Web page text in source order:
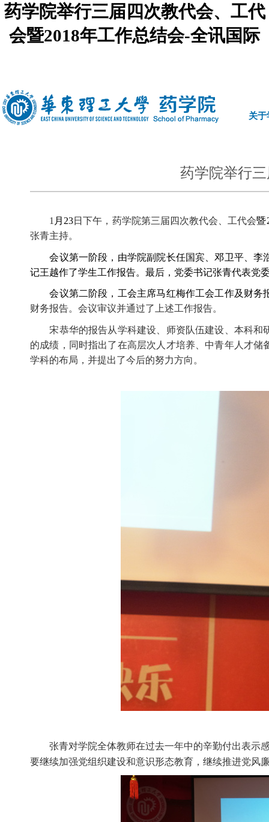
药学院举行三届四次教代会、工代
会暨2018年工作总结会-全讯国际
关于
药学院举行
1 月 23日下午，药学院第三届四次教代会、工代会暨
张青主持。
会议第一阶段，由学院副院长任国宾、邓卫平、李
记王越作了学生工作报告。最后，党委书记张青代表党
会议第二阶段，工会主席马红梅作工会工作及财务
财务报告。会议审议并通过了上述工作报告。
宋恭华的报告从学科建设、师资队伍建设、本科和
的成绩，同时指出了在高层次人才培养、中青年人才
学科的布局，并提出了今后的努力方向。
张青对学院全体教师在过去一年中的辛勤付出表示
要继续加强党组织建设和意识形态教育，继续推进党风